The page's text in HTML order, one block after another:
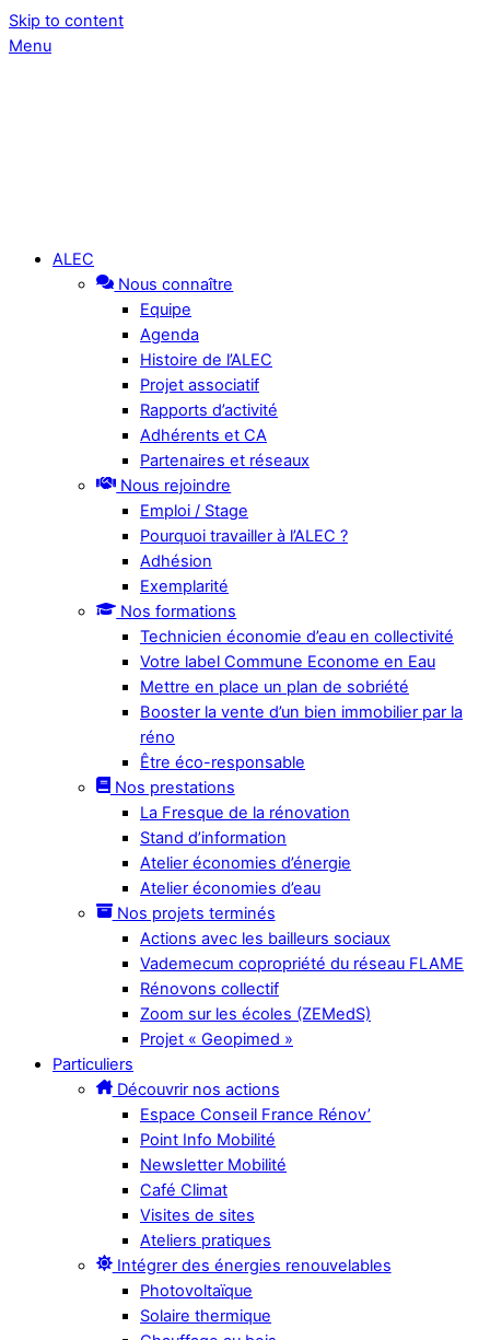
Skip to content
Menu
ALEC
Nous connaître
Equipe
Agenda
Histoire de l’ALEC
Projet associatif
Rapports d’activité
Adhérents et CA
Partenaires et réseaux
Nous rejoindre
Emploi / Stage
Pourquoi travailler à l’ALEC ?
Adhésion
Exemplarité
Nos formations
Technicien économie d’eau en collectivité
Votre label Commune Econome en Eau
Mettre en place un plan de sobriété
Booster la vente d’un bien immobilier par la
réno
Être éco-responsable
Nos prestations
La Fresque de la rénovation
Stand d’information
Atelier économies d’énergie
Atelier économies d’eau
Nos projets terminés
Actions avec les bailleurs sociaux
Vademecum copropriété du réseau FLAME
Rénovons collectif
Zoom sur les écoles (ZEMedS)
Projet « Geopimed »
Particuliers
Découvrir nos actions
Espace Conseil France Rénov’
Point Info Mobilité
Newsletter Mobilité
Café Climat
Visites de sites
Ateliers pratiques
Intégrer des énergies renouvelables
Photovoltaïque
Solaire thermique